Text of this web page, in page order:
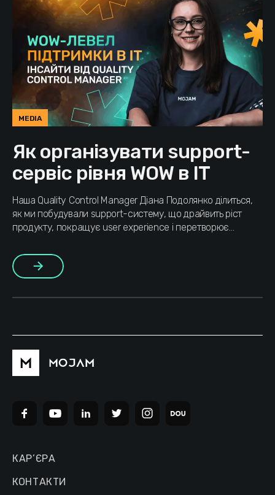
MEDIA
Як організувати support-
сервіс рівня WOW в IT
Наша Quality Control Manager Діана Подолянко ділиться,
як ми побудували support-систему, що драйвить ріст
продукту, покращує user experience і перетворює
КАР’ЄРА
КОНТАКТИ